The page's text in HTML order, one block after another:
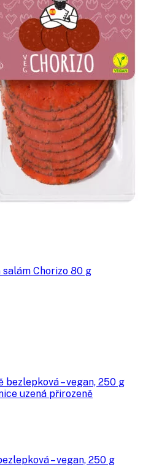
– vegan, 250 g